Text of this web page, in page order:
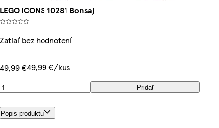
LEGO ICONS 10281 Bonsaj
Zatiaľ bez hodnotení
49,99 €49,99 €/kus
Pridať
Popis produktu